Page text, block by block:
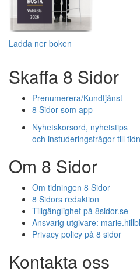
Ladda ner boken
Skaffa 8 Sidor
Prenumerera/Kundtjänst
8 Sidor som app
Nyhetskorsord, nyhetstips
och instuderingsfrågor till
Om 8 Sidor
Om tidningen 8 Sidor
8 Sidors redaktion
Tillgänglighet på 8sidor.se
Ansvarig utgivare:
Privacy policy på 8 sidor
Kontakta oss